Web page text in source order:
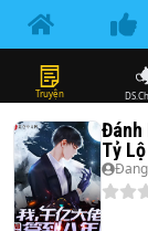
Truyện
Đánh
Tỷ